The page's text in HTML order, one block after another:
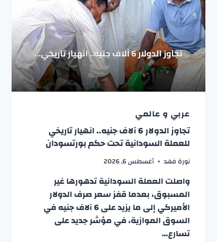
عربي و عالمي
تجاوز الدولار 6 آلاف جنيه.. انهيار تاريخي
للعملة السودانية تحت حكم بورتسودان
نورة فهد أغسطس 6, 2026
واصلت العملة السودانية تدهورها غير
المسبوق، بعدما قفز سعر صرف الدولار
الأميركي إلى ما يزيد على 6 آلاف جنيه في
السوق الموازية، في مؤشر جديد على
تسارع…